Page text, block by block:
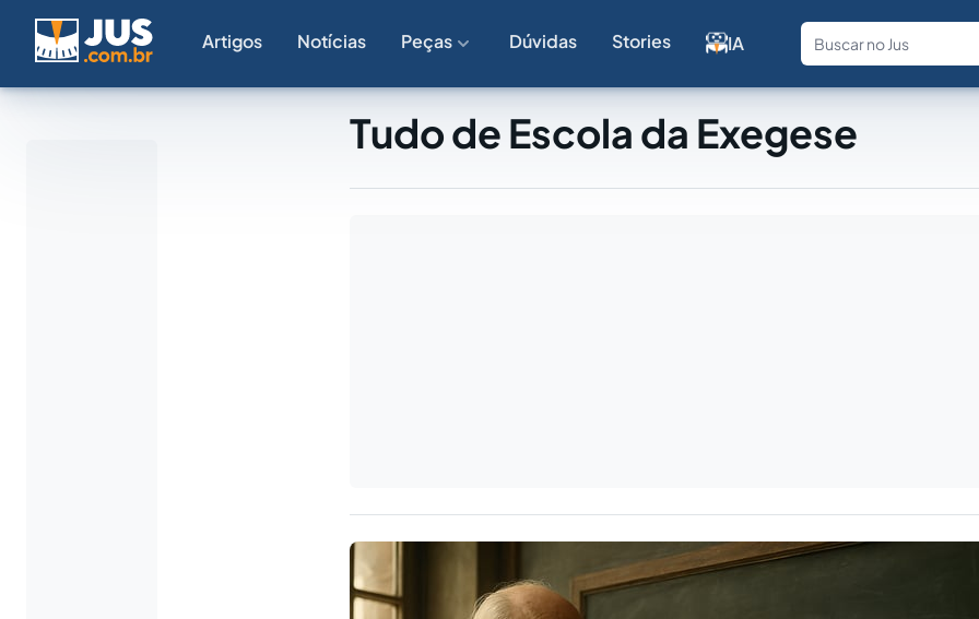
Artigos Notícias Peças Dúvidas Stories IA
Fale com
Tudo de Escola da Exegese